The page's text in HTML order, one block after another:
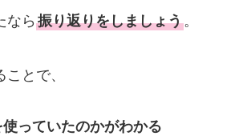
なら 振り返りをしましょう。
とで、
っていたのかがわかる